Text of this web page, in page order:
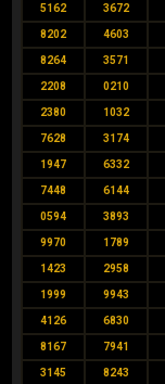
5162 3672
8202 4603
8264 3571
2208 0210
2380 1032
7628 3174
1947 6332
7448 6144
0594 3893
9970 1789
1423 2958
1999 9943
4126 6830
8167 7941
3145 8243